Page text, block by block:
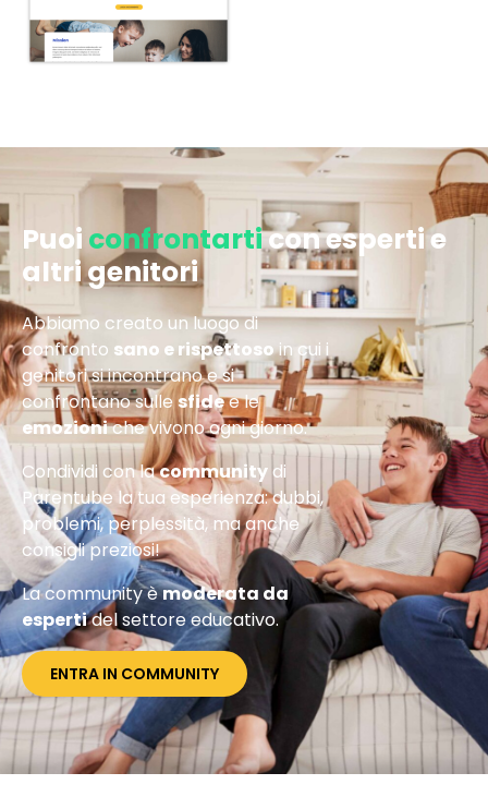
Puoi confrontarticon esperti e
altri genitori
Abbiamo creato un luogo di
confronto sano e rispettosoin cui i
genitori si incontrano e si
confrontano sullesfidee le
emozioniche vivono ogni giorno.
Condividi con lacommunitydi
Parentube la tua esperienza: dubbi,
problemi, perplessità, ma anche
consigli preziosi!
La community èmoderata da
espertidel settore educativo.
ENTRA IN COMMUNITY